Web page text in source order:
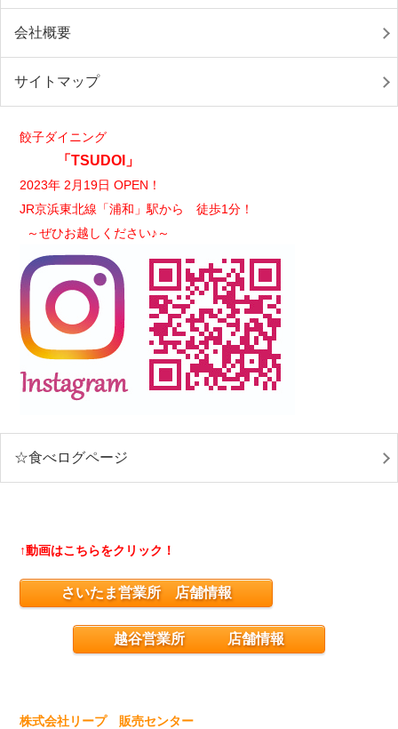
会社概要
サイトマップ
餃子ダイニング
「TSUDOI」
2023年 2月19日 OPEN！
JR京浜東北線「浦和」駅から 徒歩1分！
～ぜひお越しください♪～
☆食べログページ
↑動画はこちらをクリック！
さいたま営業所 店舗情報
越谷営業所 店舗情報
株式会社リープ 販売センター